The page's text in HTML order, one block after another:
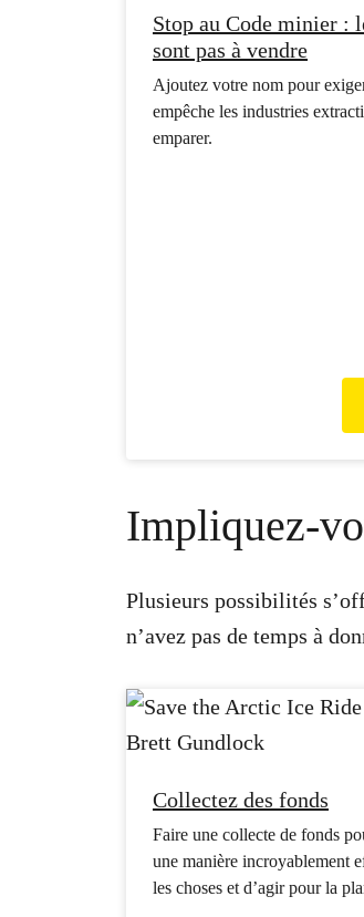
Stop au Code minier :
sont pas à vendre
Ajoutez votre nom pour
empêche les industries
emparer.
Impliquez-
Plusieurs possibilités
n’avez pas de temps à
Collectez des fonds
Faire une collecte de fonds
une manière incroyablement
les choses et d’agir pour la